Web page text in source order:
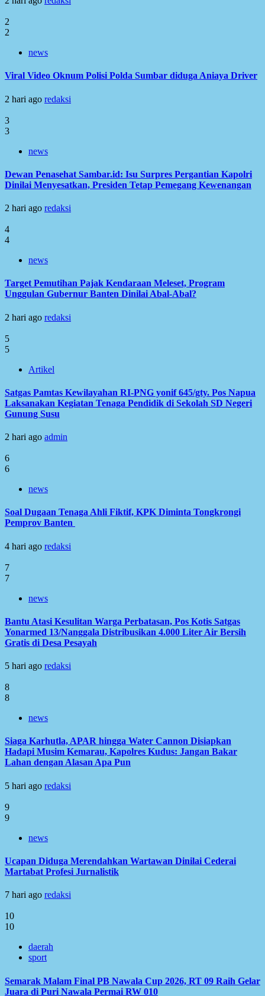
2
2
news
Viral Video Oknum Polisi Polda Sumbar diduga Aniaya Driver
2 hari ago redaksi
3
3
news
Dewan Penasehat Sambar.id: Isu Surpres Pergantian Kapolri
Dinilai Menyesatkan, Presiden Tetap Pemegang Kewenangan
2 hari ago redaksi
4
4
news
Target Pemutihan Pajak Kendaraan Meleset, Program
Unggulan Gubernur Banten Dinilai Abal-Abal?
2 hari ago redaksi
5
5
Artikel
Satgas Pamtas Kewilayahan RI-PNG yonif 645/gty. Pos Napua
Laksanakan Kegiatan Tenaga Pendidik di Sekolah SD Negeri
Gunung Susu
2 hari ago admin
6
6
news
Soal Dugaan Tenaga Ahli Fiktif, KPK Diminta Tongkrongi
Pemprov Banten
4 hari ago redaksi
7
7
news
Bantu Atasi Kesulitan Warga Perbatasan, Pos Kotis Satgas
Yonarmed 13/Nanggala Distribusikan 4.000 Liter Air Bersih
Gratis di Desa Pesayah
5 hari ago redaksi
8
8
news
Siaga Karhutla, APAR hingga Water Cannon Disiapkan
Hadapi Musim Kemarau, Kapolres Kudus: Jangan Bakar
Lahan dengan Alasan Apa Pun
5 hari ago redaksi
9
9
news
Ucapan Diduga Merendahkan Wartawan Dinilai Cederai
Martabat Profesi Jurnalistik
7 hari ago redaksi
10
10
daerah
sport
Semarak Malam Final PB Nawala Cup 2026, RT 09 Raih Gelar
Juara di Puri Nawala Permai RW 010